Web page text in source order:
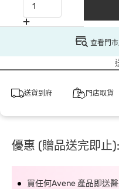
查看門
送貨到府 門店取貨
優惠 (贈品送完即止
買任何Avene 產品即送